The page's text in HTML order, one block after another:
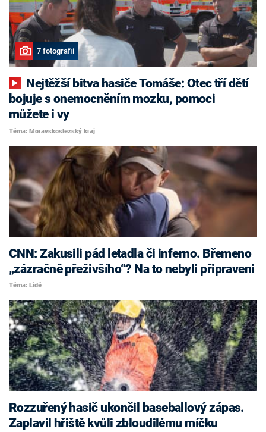
7 fotografií
bojuje s onemocněním mozku, pomoci
můžete i vy
Téma: Moravskoslezský kraj
CNN: Zakusili pád letadla či inferno. Břemeno
„zázračně přeživšího“? Na to nebyli připraveni
Téma: Lidé
Rozzuřený hasič ukončil baseballový zápas.
Zaplavil hřiště kvůli zbloudilému míčku